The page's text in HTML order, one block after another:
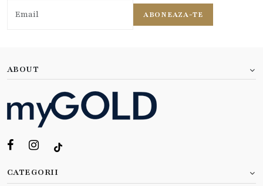
ABONEAZA-TE
ABOUT
CATEGORII